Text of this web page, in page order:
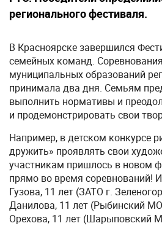
регионального фестиваля.
В Красноярске завершился
семейных команд.
муниципальных образований
принимала два дня. Семьям
выполнить нормативы и
и продемонстрировать свои
Например, в детском конкурсе
дружить» проявлять свои
участникам пришлось в новом
прямо во время соревнований!
Гузова, 11 лет (ЗАТО г.
Данилова, 11 лет (Рыбинский
Орехова, 11 лет (Шарыповский